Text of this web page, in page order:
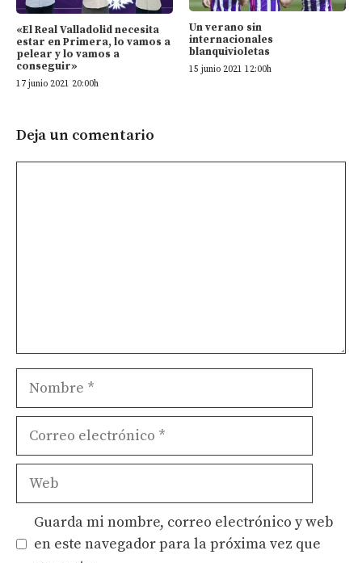
«El Real Valladolid necesita
estar en Primera, lo vamos a
pelear y lo vamos a
conseguir»
17 junio 2021 20:00h
Un verano sin
internacionales
blanquivioletas
15 junio 2021 12:00h
Deja un comentario
Nombre
Correo
Web
Guarda mi nombre, correo electrónico y web
en este navegador para la próxima vez que